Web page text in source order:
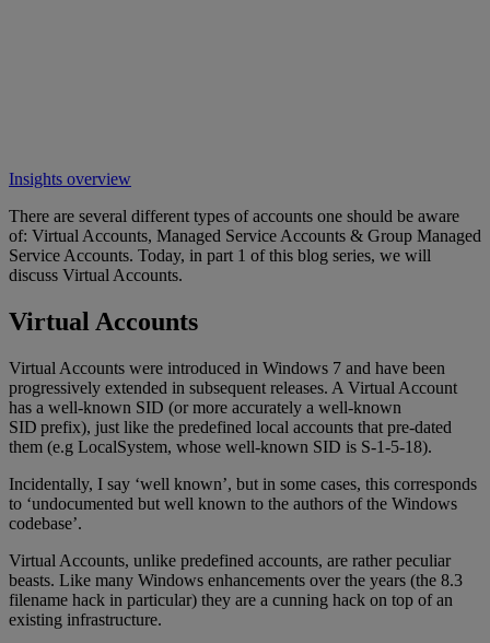
Insights overview
There are several different types of accounts one should be aware
of: Virtual Accounts, Managed Service Accounts & Group Managed
Service Accounts. Today, in part 1 of this blog series, we will
discuss Virtual Accounts.
Virtual Accounts
Virtual Accounts were introduced in Windows 7 and have been
progressively extended in subsequent releases. A Virtual Account
has a well-known SID (or more accurately a well-known
SID prefix), just like the predefined local accounts that pre-dated
them (e.g LocalSystem, whose well-known SID is S-1-5-18).
Incidentally, I say ‘well known’, but in some cases, this corresponds
to ‘undocumented but well known to the authors of the Windows
codebase’.
Virtual Accounts, unlike predefined accounts, are rather peculiar
beasts. Like many Windows enhancements over the years (the 8.3
filename hack in particular) they are a cunning hack on top of an
existing infrastructure.